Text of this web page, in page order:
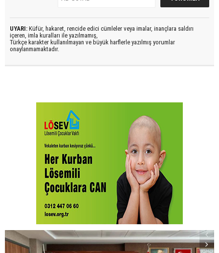
UYARI: Küfür, hakaret, rencide edici cümleler veya imalar, inançlara saldırı
içeren, imla kuralları ile yazılmamış,
Türkçe karakter kullanılmayan ve büyük harflerle yazılmış yorumlar
onaylanmamaktadır.